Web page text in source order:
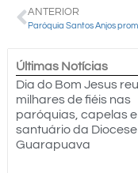
ANTERIOR
Últimas Notícias
Dia do Bom Jesus
milhares de fiéis nas
paróquias, capelas e
santuário da
Guarapuava